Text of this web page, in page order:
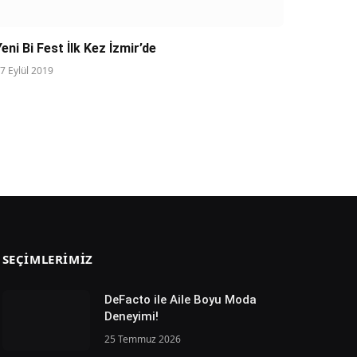
Bi Fest İlk Kez İzmir’de
Eylül 2019
SEÇIMLERIMIZ
DeFacto ile Aile Boyu Moda
Deneyimi!
25 Temmuz 2026